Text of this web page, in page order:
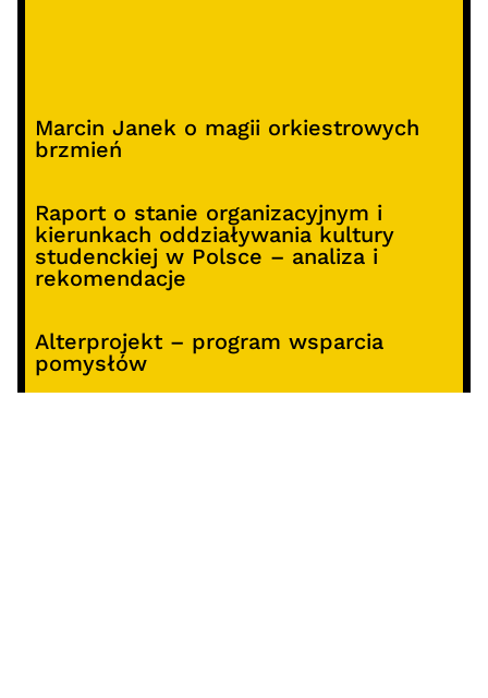
Marcin Janek o magii orkiestrowych
brzmień
Raport o stanie organizacyjnym i
kierunkach oddziaływania kultury
studenckiej w Polsce – analiza i
rekomendacje
Alterprojekt – program wsparcia
pomysłów